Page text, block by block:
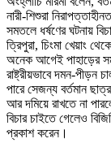
নারী-শিশুরা
সমতলে ধর্ষণের ঘটনায়
ত্রিপুরা, চিংমা খেয়াং
অনেক আগেই পাহাড়ের
রাষ্ট্রীয়ভাবে দমন-
পারে সেজন্য বর্তমান
আর দমিয়ে রাখতে না
বিচার চাইতে গেলেও
প্রকাশ করেন।